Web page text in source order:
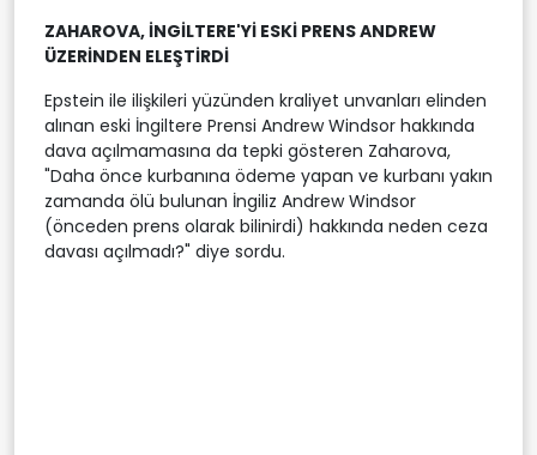
ZAHAROVA, İNGİLTERE'Yİ ESKİ PRENS ANDREW
ÜZERİNDEN ELEŞTİRDİ
Epstein ile ilişkileri yüzünden kraliyet unvanları elinden
alınan eski İngiltere Prensi Andrew Windsor hakkında
dava açılmamasına da tepki gösteren Zaharova,
"Daha önce kurbanına ödeme yapan ve kurbanı yakın
zamanda ölü bulunan İngiliz Andrew Windsor
(önceden prens olarak bilinirdi) hakkında neden ceza
davası açılmadı?" diye sordu.